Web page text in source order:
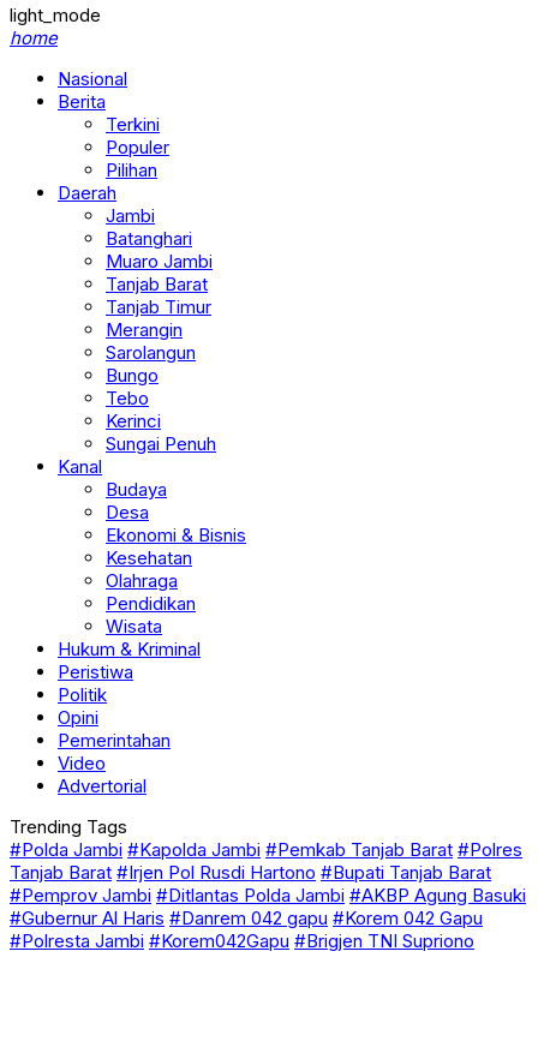
light_mode
home
Nasional
Berita
Terkini
Populer
Pilihan
Daerah
Jambi
Batanghari
Muaro Jambi
Tanjab Barat
Tanjab Timur
Merangin
Sarolangun
Bungo
Tebo
Kerinci
Sungai Penuh
Kanal
Budaya
Desa
Ekonomi & Bisnis
Kesehatan
Olahraga
Pendidikan
Wisata
Hukum & Kriminal
Peristiwa
Politik
Opini
Pemerintahan
Video
Advertorial
Trending Tags
#Polda Jambi #Kapolda Jambi #Pemkab Tanjab Barat #Polres
Tanjab Barat #Irjen Pol Rusdi Hartono #Bupati Tanjab Barat
#Pemprov Jambi #Ditlantas Polda Jambi #AKBP Agung Basuki
#Gubernur Al Haris #Danrem 042 gapu #Korem 042 Gapu
#Polresta Jambi #Korem042Gapu #Brigjen TNI Supriono